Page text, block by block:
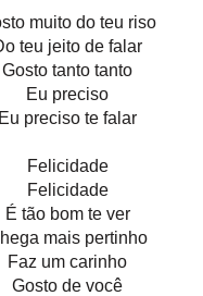
muito do teu riso
teu jeito de falar
Gosto tanto tanto
Eu preciso
Eu preciso te falar
Felicidade
Felicidade
É tão bom te ver
mais pertinho
Faz um carinho
Gosto de você